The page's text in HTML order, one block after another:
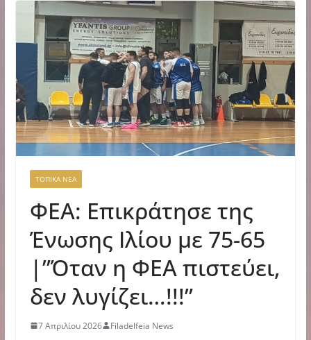
ΤΟΠΙΚΑ ΝΕΑ
ΦΕΑ: Eπικράτησε της
Ένωσης Ιλίου με 75-65
|”Όταν η ΦΕΑ πιστεύει,
δεν λυγίζει…!!!”
7 Απριλίου 2026
Filadelfeia News